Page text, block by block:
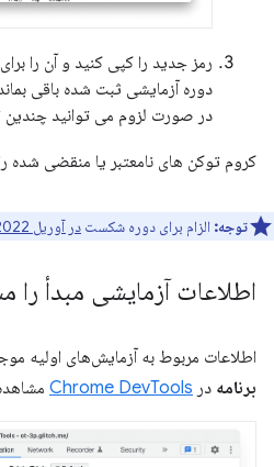
رمز جدید را کپی کنید و آن را
دوره آزمایشی ثبت شده باقی
در صورت لزوم می توانید چندین
کروم توکن های نامعتبر یا منقضی شده
توجه: الزام برای دوره شکست در آوریل 2022 حذف
اطلاعات آزمایشی مبدأ را
اطلاعات مربوط به آزمایش‌های اولیه
برنامه در Chrome DevTools